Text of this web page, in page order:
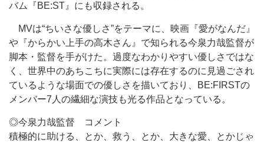
バム『BE:ST』にも収録される。
MVは“ちいさな優しさ”をテーマに、映画『愛がなんだ』
や『からかい上手の高木さん』で知られる今泉力哉監督が
脚本・監督を手がけた。過度なわかりやすい優しさではな
く、世界中のあちこちに実際には存在するのに見過ごされ
ているような場面での優しさを描いており、BE:FIRSTの
メンバー7人の繊細な演技も光る作品となっている。
◎今泉力哉監督 コメント
積極的に助ける、とか、救う、とか、大きな愛、とかじゃ